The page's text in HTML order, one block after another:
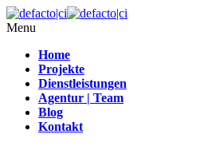
Menu
Home
Projekte
Dienstleistungen
Agentur | Team
Blog
Kontakt